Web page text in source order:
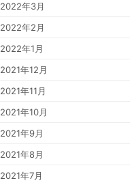
2022年3月
2022年2月
2022年1月
2021年12月
2021年11月
2021年10月
2021年9月
2021年8月
2021年7月